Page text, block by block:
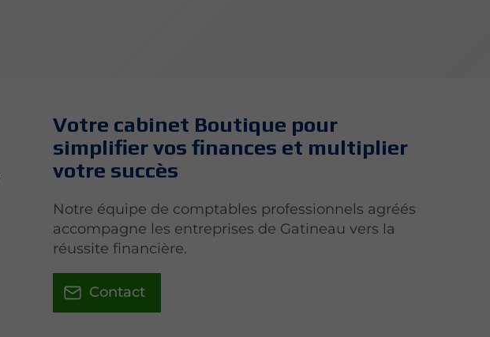
Votre cabinet Boutique pour
simplifier vos finances et multiplier
votre succès
Notre équipe de comptables professionnels agréés
accompagne les entreprises de Gatineau vers la
réussite financière.
Contact